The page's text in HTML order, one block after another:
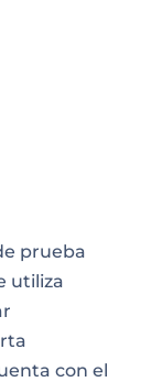
prueba
utiliza
con el